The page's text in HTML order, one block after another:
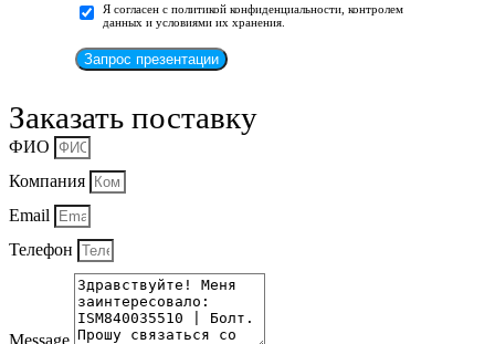
Я согласен с политикой конфиденциальности, контролем
данных и условиями их хранения.
Запрос презентации
Заказать поставку
ФИО
Компания
Email
Телефон
Message